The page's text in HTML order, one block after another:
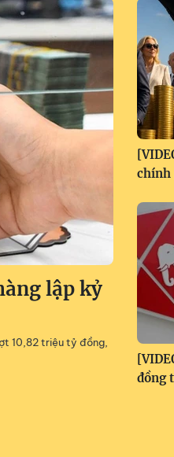
lập kỷ
10,82 triệu tỷ đồng,
chính
đồng